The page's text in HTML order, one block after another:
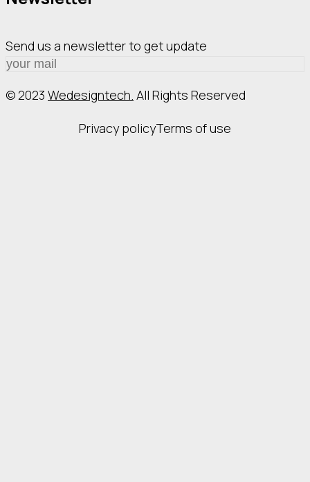
Send us a newsletter to get update
© 2023 Wedesigntech. All Rights Reserved
Privacy policyTerms of use